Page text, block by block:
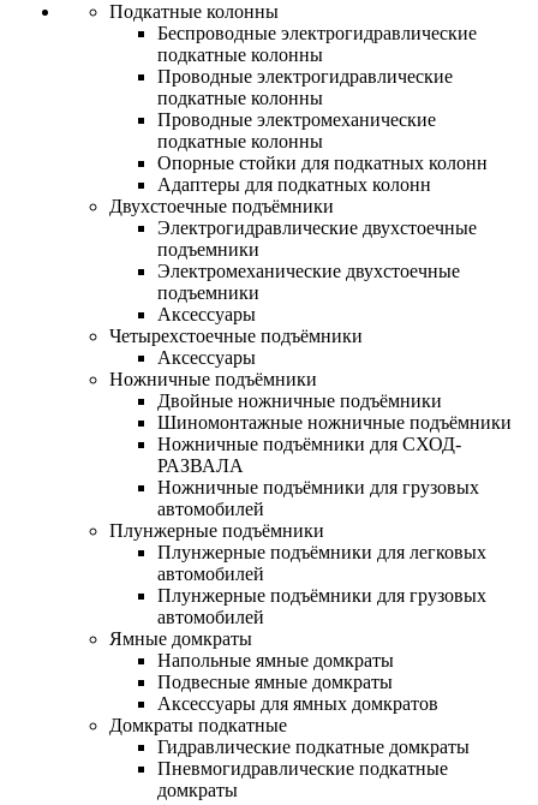
Подкатные колонны
Беспроводные электрогидравлические
подкатные колонны
Проводные электрогидравлические
подкатные колонны
Проводные электромеханические
подкатные колонны
Опорные стойки для подкатных колонн
Адаптеры для подкатных колонн
Двухстоечные подъёмники
Электрогидравлические двухстоечные
подъемники
Электромеханические двухстоечные
подъемники
Аксессуары
Четырехстоечные подъёмники
Аксессуары
Ножничные подъёмники
Двойные ножничные подъёмники
Шиномонтажные ножничные подъёмники
Ножничные подъёмники для СХОД-
РАЗВАЛА
Ножничные подъёмники для грузовых
автомобилей
Плунжерные подъёмники
Плунжерные подъёмники для легковых
автомобилей
Плунжерные подъёмники для грузовых
автомобилей
Ямные домкраты
Напольные ямные домкраты
Подвесные ямные домкраты
Аксессуары для ямных домкратов
Домкраты подкатные
Гидравлические подкатные домкраты
Пневмогидравлические подкатные
домкраты